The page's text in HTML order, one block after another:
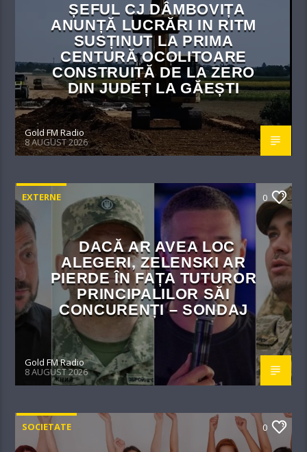
ȘEFUL CJ DÂMBOVIȚA
ANUNȚĂ LUCRĂRI IN RITM
SUSȚINUT LA PRIMA
CENTURĂ OCOLITOARE
CONSTRUITĂ DE LA ZERO
DIN JUDEȚ LA GĂEȘTI
Gold FM Radio
8 AUGUST 2026
EXTERNE 0
DACĂ AR AVEA LOC
ALEGERI, ZELENSKI AR
PIERDE ÎN FAȚA TUTUROR
PRINCIPALILOR SĂI
CONCURENȚI – SONDAJ
Gold FM Radio
8 AUGUST 2026
SOCIETATE 0